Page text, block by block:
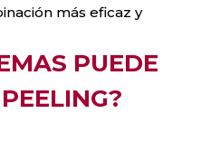
más eficaz y
PUEDE